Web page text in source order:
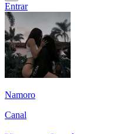
Entrar
Namoro
Canal